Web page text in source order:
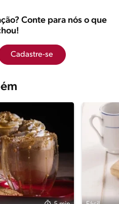
Conte para nós o que
Cadastre-se